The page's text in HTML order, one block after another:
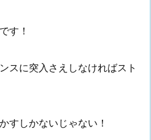
す！
スに突入さえしなければスト
すしかないじゃない！